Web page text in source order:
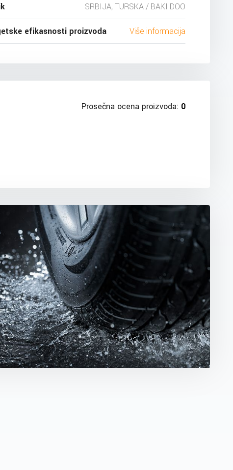
SRBIJA, TURSKA / BAKI DOO
efikasnosti proizvoda Više informacija
Prosečna ocena proizvoda: 0